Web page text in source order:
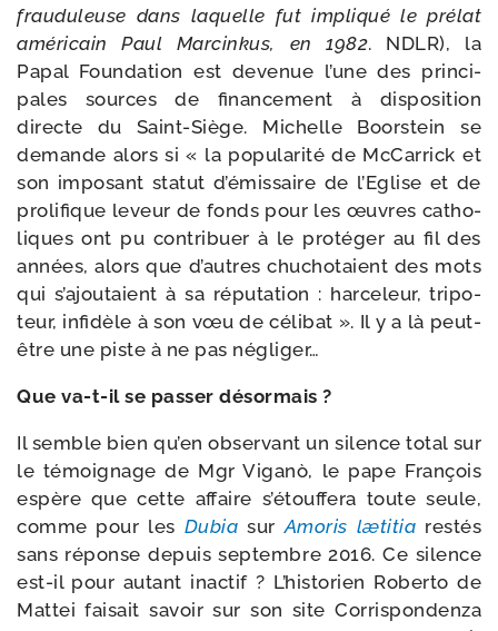
frau­du­leuse dans laquelle fut impli­qué le pré­lat
amé­ri­cain Paul Marcinkus, en 1982. NDLR), la
Papal Foundation est deve­nue l’une des prin­ci­
pales sources de finan­ce­ment à dis­po­si­tion
directe du Saint-​Siège. Michelle Boorstein se
demande alors si « la popu­la­ri­té de McCarrick et
son impo­sant sta­tut d’émissaire de l’Eglise et de
pro­li­fique leveur de fonds pour les œuvres catho­
liques ont pu contri­buer à le pro­té­ger au fil des
années, alors que d’autres chu­cho­taient des mots
qui s’ajoutaient à sa répu­ta­tion : har­ce­leur, tri­po­
teur, infi­dèle à son vœu de céli­bat ». Il y a là peut-​
être une piste à ne pas négliger…
Que va-​t-​il se pas­ser désormais ?
Il semble bien qu’en obser­vant un silence total sur
le témoi­gnage de Mgr Viganò, le pape François
espère que cette affaire s’étouffera toute seule,
comme pour les Dubia surAmoris læti­tia res­tés
sans réponse depuis sep­tembre 2016. Ce silence
est-​il pour autant inac­tif ? L’historien Roberto de
Mattei fai­sait savoir sur son site Corrispondenza